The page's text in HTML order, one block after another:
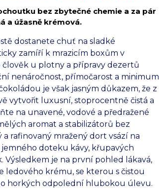
bez zbytečné chemie a za pár
a úžasně krémová.
dostanete chuť na sladké
zamíří k mrazicím boxům v
u plotny a přípravy dezertů
nenáročnost, přímočarost a minimum
je však jasným důkazem, že z
vytvořit luxusní, stoprocentně čistá a
na unavené, vodové a předražené
aromat a stabilizátorů bez
rafinovaný mražený dort vsází na
doteku kávy, křupavých
je na první pohled lákavá,
ledového krému, se kterou s čistou
horkých odpolední hlubokou úlevu.